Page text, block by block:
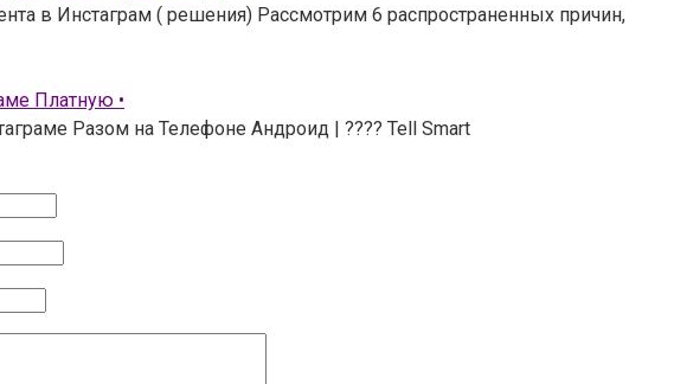
в Инстаграм ( решения) Рассмотрим 6 распространенных причин,
Платную •
Разом на Телефоне Андроид | ???? Tell Smart